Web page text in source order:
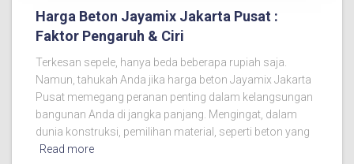
Harga Beton Jayamix Jakarta Pusat :
Faktor Pengaruh & Ciri
Terkesan sepele, hanya beda beberapa rupiah saja.
Namun, tahukah Anda jika harga beton Jayamix Jakarta
Pusat memegang peranan penting dalam kelangsungan
bangunan Anda di jangka panjang. Mengingat, dalam
dunia konstruksi, pemilihan material, seperti beton yang
Read more